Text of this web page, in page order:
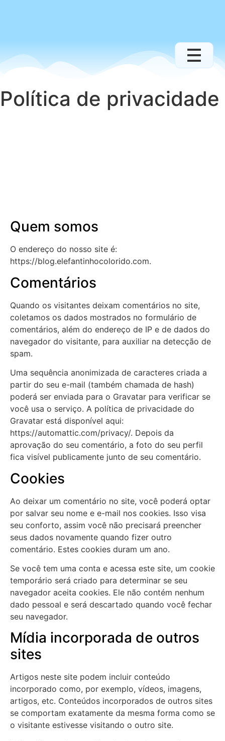
Política de privacidade
Quem somos
O endereço do nosso site é:
https://blog.elefantinhocolorido.com.
Comentários
Quando os visitantes deixam comentários no site,
coletamos os dados mostrados no formulário de
comentários, além do endereço de IP e de dados do
navegador do visitante, para auxiliar na detecção de
spam.
Uma sequência anonimizada de caracteres criada a
partir do seu e-mail (também chamada de hash)
poderá ser enviada para o Gravatar para verificar se
você usa o serviço. A política de privacidade do
Gravatar está disponível aqui:
https://automattic.com/privacy/. Depois da
aprovação do seu comentário, a foto do seu perfil
fica visível publicamente junto de seu comentário.
Cookies
Ao deixar um comentário no site, você poderá optar
por salvar seu nome e e-mail nos cookies. Isso visa
seu conforto, assim você não precisará preencher
seus dados novamente quando fizer outro
comentário. Estes cookies duram um ano.
Se você tem uma conta e acessa este site, um cookie
temporário será criado para determinar se seu
navegador aceita cookies. Ele não contém nenhum
dado pessoal e será descartado quando você fechar
seu navegador.
Mídia incorporada de outros
sites
Artigos neste site podem incluir conteúdo
incorporado como, por exemplo, vídeos, imagens,
artigos, etc. Conteúdos incorporados de outros sites
se comportam exatamente da mesma forma como se
o visitante estivesse visitando o outro site.